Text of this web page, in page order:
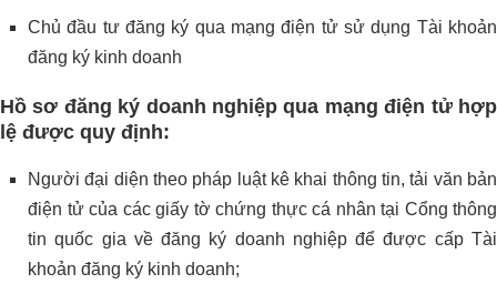
Chủ đầu tư đăng ký qua mạng điện tử sử dụng Tài khoản
đăng ký kinh doanh
Hồ sơ đăng ký doanh nghiệp qua mạng điện tử hợp
lệ được quy định:
Người đại diện theo pháp luật kê khai thông tin, tải văn bản
điện tử của các giấy tờ chứng thực cá nhân tại Cổng thông
tin quốc gia về đăng ký doanh nghiệp để được cấp Tài
khoản đăng ký kinh doanh;